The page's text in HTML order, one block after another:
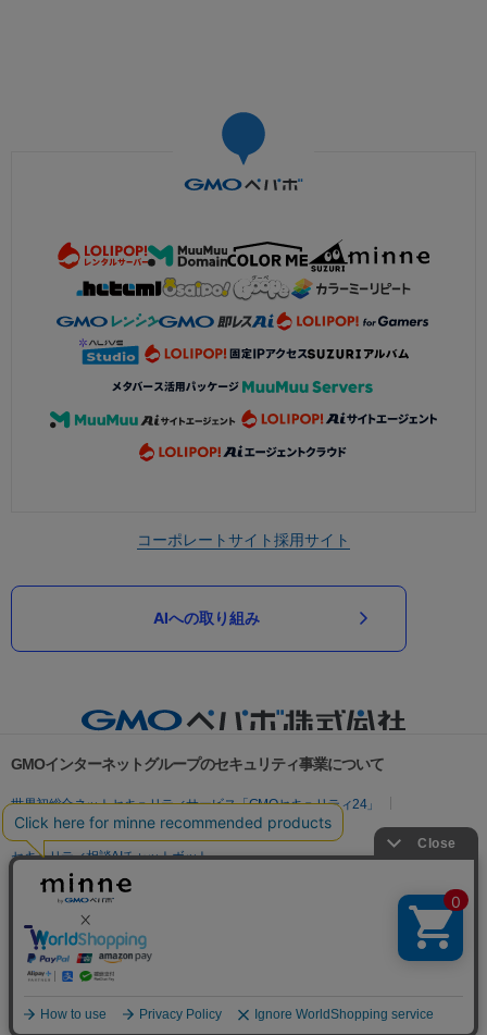
コーポレートサイト採用サイト
AIへの取り組み
GMOインターネットグループのセキュリティ事業について
世界初総合ネットセキュリティサービス「GMOセキュリティ24」
パスワード漏洩診断
Webサイトリスク診断
セキュリティ相談AIチャットボット
実在証明・盗聴対策
サイバー攻撃対策（GMO Flatt Security）
セキュリティ事業の軌跡